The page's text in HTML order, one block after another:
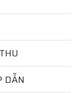
DẪN